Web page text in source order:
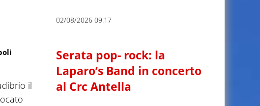
il
02/08/2026 09:17
Serata pop- rock: la
Laparo’s Band in concerto
al Crc Antella